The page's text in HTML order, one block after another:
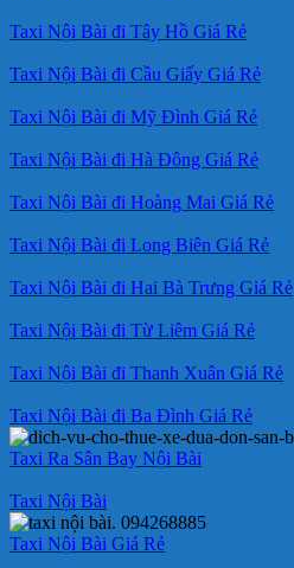
Taxi Nội Bài đi Tây Hồ Giá Rẻ
Taxi Nội Bài đi Cầu Giấy Giá Rẻ
Taxi Nội Bài đi Mỹ Đình Giá Rẻ
Taxi Nội Bài đi Hà Đông Giá Rẻ
Taxi Nội Bài đi Hoàng Mai Giá Rẻ
Taxi Nội Bài đi Long Biên Giá Rẻ
Taxi Nội Bài đi Hai Bà Trưng Giá Rẻ
Taxi Nội Bài đi Từ Liêm Giá Rẻ
Taxi Nội Bài đi Thanh Xuân Giá Rẻ
Taxi Nội Bài đi Ba Đình Giá Rẻ
Taxi Ra Sân Bay Nội Bài
Taxi Nội Bài
Taxi Nội Bài Giá Rẻ